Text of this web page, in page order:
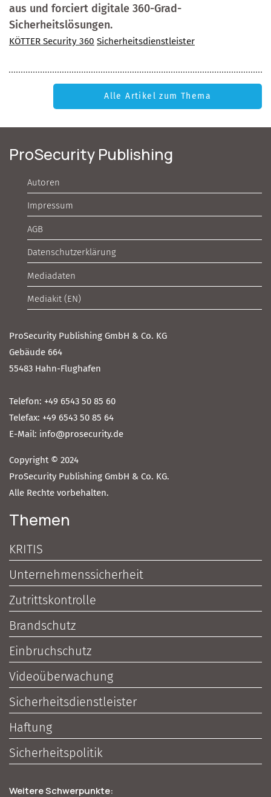
aus und forciert digitale 360-Grad-
Sicherheitslösungen.
KÖTTER Security 360 Sicherheitsdienstleister
Alle Artikel zum Thema
ProSecurity Publishing
Autoren
Impressum
AGB
Datenschutzerklärung
Mediadaten
Mediakit (EN)
ProSecurity Publishing GmbH & Co. KG
Gebäude 664
55483 Hahn-Flughafen
Telefon: +49 6543 50 85 60
Telefax: +49 6543 50 85 64
E-Mail: info@prosecurity.de
Copyright © 2024
ProSecurity Publishing GmbH & Co. KG.
Alle Rechte vorbehalten.
Themen
KRITIS
Unternehmenssicherheit
Zutrittskontrolle
Brandschutz
Einbruchschutz
Videoüberwachung
Sicherheitsdienstleister
Haftung
Sicherheitspolitik
Weitere Schwerpunkte: